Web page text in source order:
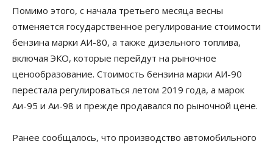
Помимо этого, с начала третьего месяца весны
отменяется государственное регулирование стоимости
бензина марки АИ-80, а также дизельного топлива,
включая ЭКО, которые перейдут на рыночное
ценообразование. Стоимость бензина марки АИ-90
перестала регулироваться летом 2019 года, а марок
Аи-95 и Аи-98 и прежде продавался по рыночной цене.
Ранее сообщалось, что производство автомобильного